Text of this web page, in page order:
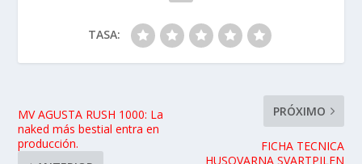
dar un paso adelante para seguir probando lo mejor del
mundo del motor, y hacérselo llegar a la gente, desde
la técnica a las sensaciones de una forma entretenida